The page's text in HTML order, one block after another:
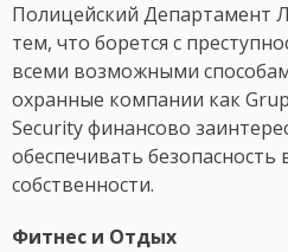
Полицейский Департамент
тем, что борется с
всеми возможными
охранные компании как
Security финансово
обеспечивать безопасность
собственности.
Фитнес и Отдых